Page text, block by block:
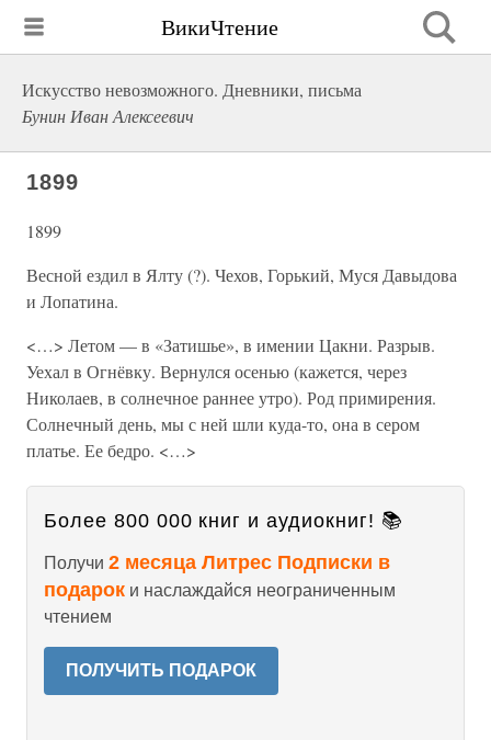
ВикиЧтение
Искусство невозможного. Дневники, письма
Бунин Иван Алексеевич
1899
1899
Весной ездил в Ялту (?). Чехов, Горький, Муся Давыдова
и Лопатина.
<…> Летом — в «Затишье», в имении Цакни. Разрыв.
Уехал в Огнёвку. Вернулся осенью (кажется, через
Николаев, в солнечное раннее утро). Род примирения.
Солнечный день, мы с ней шли куда-то, она в сером
платье. Ее бедро. <…>
Более 800 000 книг и аудиокниг! 📚
Получи 2 месяца Литрес Подписки в
подарок и наслаждайся неограниченным
чтением
ПОЛУЧИТЬ ПОДАРОК